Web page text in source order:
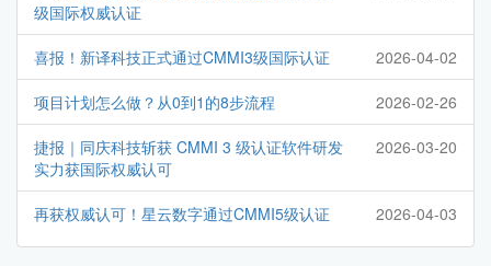
级国际权威认证
喜报！新译科技正式通过CMMI3级国际认证 2026-04-02
项目计划怎么做？从0到1的8步流程 2026-02-26
捷报｜同庆科技斩获 CMMI 3 级认证软件研发
实力获国际权威认可
2026-03-20
再获权威认可！星云数字通过CMMI5级认证 2026-04-03